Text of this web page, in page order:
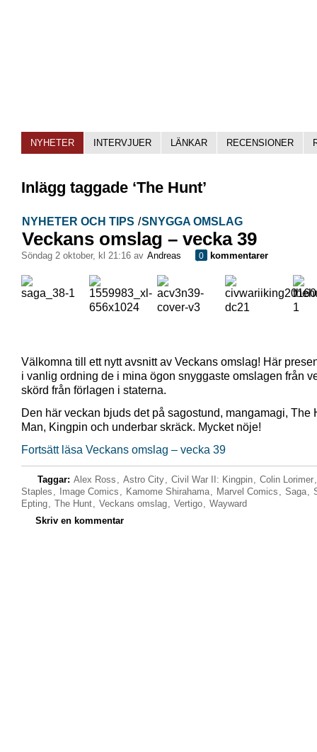
NYHETER INTERVJUER LÄNKAR RECENSIONER
Inlägg taggade ‘The Hunt’
NYHETER OCH TIPS /SNYGGA OMSLAG
Veckans omslag – vecka 39
söndag 2 oktober, kl 21:16 av Andreas 0 kommentarer
Välkomna till ett nytt avsnitt av Veckans omslag! Här
i vanlig ordning de i mina ögon snyggaste omslagen från
skörd från förlagen i staterna.
Den här veckan bjuds det på sagostund, mangamagi, The
Man, Kingpin och underbar skräck. Mycket nöje!
Fortsätt läsa Veckans omslag – vecka 39
Taggar: Alex Ross , Astro City, Civil War II: Kingpin, Colin Lorimer
Staples , Image Comics , Kamome Shirahama, Marvel Comics , Saga,
Epting, The Hunt, Veckans omslag, Vertigo, Wayward
Skriv en kommentar